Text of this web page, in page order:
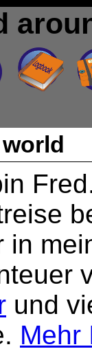
in
und
Mehr